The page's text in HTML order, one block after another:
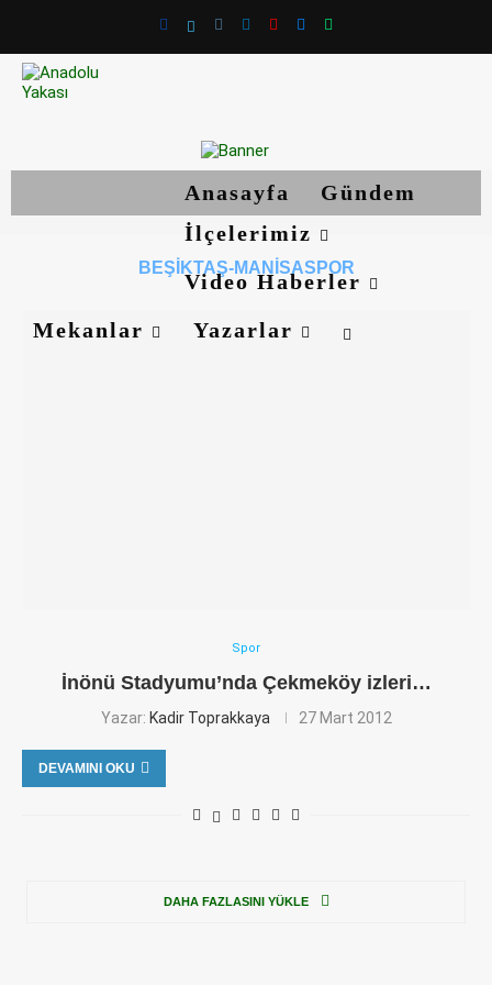
Anasayfa
Gündem
İlçelerimiz
Video Haberler
Mekanlar
Yazarlar
BEŞIKTAŞ-MANISASPOR
Spor
İnönü Stadyumu’nda Çekmeköy izleri…
Yazar: Kadir Toprakkaya 27 Mart 2012
DEVAMINI OKU
DAHA FAZLASINI YÜKLE